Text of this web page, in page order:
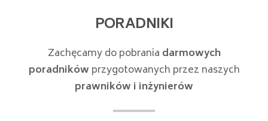
PORADNIKI
Zachęcamy do pobrania darmowych
poradników przygotowanych przez naszych
prawników i inżynierów